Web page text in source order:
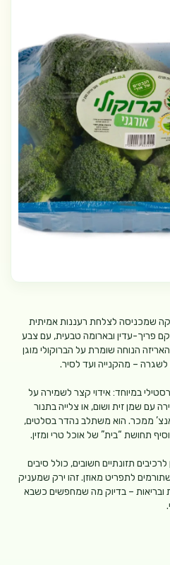
שמכניסה לצלחת רעננות אמיתית
פריך-עדין ובארומה טבעית, עם צבע
הנוחה שומרת על הברוקולי מוגן
– מהקנייה ועד לסיר.
ירק ורסטילי במיוחד: אידוי קצר לשמירה על
עם שמן זית ושום, או צלייה בתנור
ממכר. הוא משתלב נהדר בסלטים,
תחושת “בית” של אוכל טרי ומזין.
תזונתיים חשובים, כולל סיבים
שתורמים לתפריט מאוזן. זהו ירק שמעניק
ובריאות – בדיוק מה שמחפשים כשבא